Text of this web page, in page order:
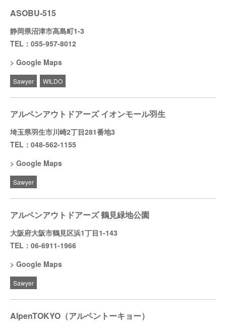
ASOBU-515
静岡県沼津市高島町1-3
TEL：055-957-8012
Google Maps
Sawyer WILDO
アルペンアウトドアーズ イオンモール羽生
埼玉県羽生市川崎2丁目281番地3
TEL：048-562-1155
Google Maps
Sawyer
アルペンアウトドアーズ 鶴見緑地公園
大阪府大阪市鶴見区浜1丁目1-143
TEL：06-6911-1966
Google Maps
Sawyer
AlpenTOKYO（アルペントーキョー）